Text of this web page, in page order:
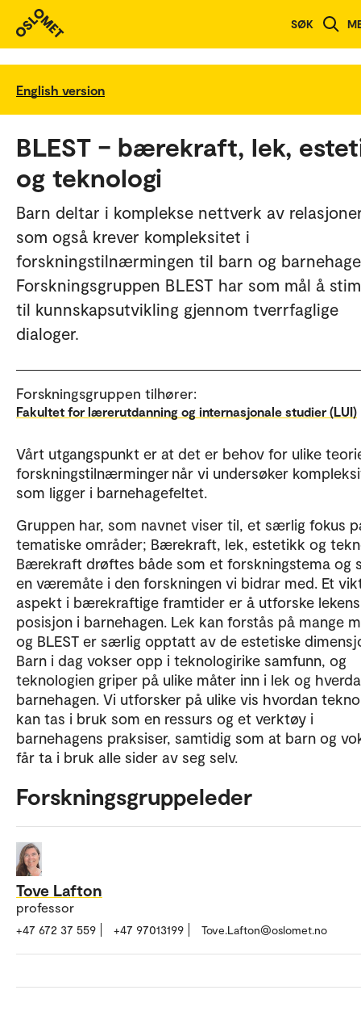
SØK
English version
BLEST – bærekraft, lek,
og teknologi
Barn deltar i komplekse nettverk av
som også krever kompleksitet i
forskningstilnærmingen til barn og
Forskningsgruppen BLEST har som mål å
til kunnskapsutvikling gjennom tverrfaglige
dialoger.
Forskningsgruppen tilhører:
Fakultet for lærerutdanning og internasjonale studier (LUI)
Vårt utgangspunkt er at det er behov for ulike
forskningstilnærminger når vi undersøker
som ligger i barnehagefeltet.
Gruppen har, som navnet viser til, et særlig fokus
tematiske områder; Bærekraft, lek, estetikk og
Bærekraft drøftes både som et forskningstema og
en væremåte i den forskningen vi bidrar med. Et
aspekt i bærekraftige framtider er å utforske lekens
posisjon i barnehagen. Lek kan forstås på mange
og BLEST er særlig opptatt av de estetiske
Barn i dag vokser opp i teknologirike samfunn, og
teknologien griper på ulike måter inn i lek og
barnehagen. Vi utforsker på ulike vis hvordan
kan tas i bruk som en ressurs og et verktøy i
barnehagens praksiser, samtidig som at barn og
får ta i bruk alle sider av seg selv.
Forskningsgruppeleder
Tove Lafton
professor
+47 672 37 559 +47 97013199 Tove.Lafton@oslomet.no